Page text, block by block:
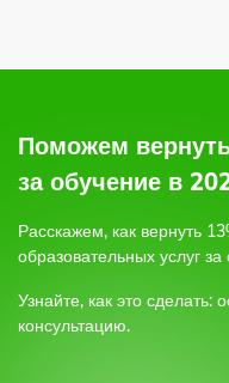
Поможем
за обучение в
Расскажем, как вернуть
образовательных услуг за
Узнайте, как это сделать:
консультацию.